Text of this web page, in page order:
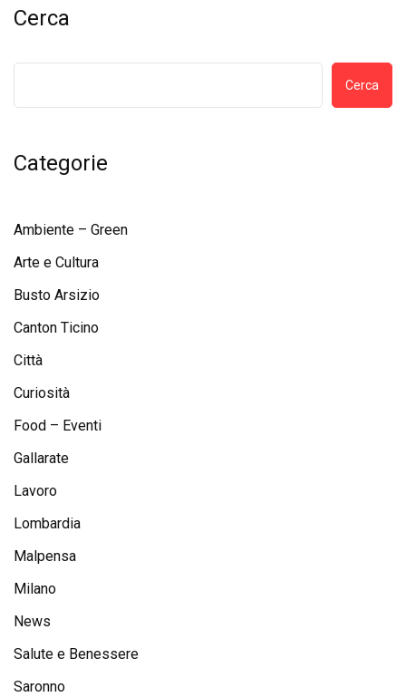
Cerca
Cerca
Categorie
Ambiente – Green
Arte e Cultura
Busto Arsizio
Canton Ticino
Città
Curiosità
Food – Eventi
Gallarate
Lavoro
Lombardia
Malpensa
Milano
News
Salute e Benessere
Saronno